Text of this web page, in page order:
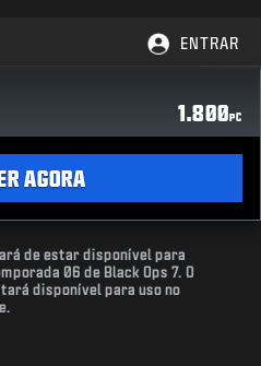
ENTRAR
1.800PC
AGORA
de estar disponível para
06 de Black Ops 7. O
disponível para uso no